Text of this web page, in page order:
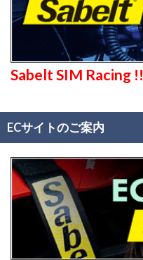
Sabelt SIM Racing !!
ECサイトのご案内